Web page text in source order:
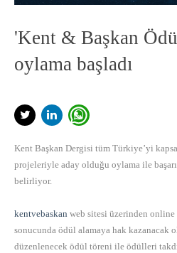
'Kent & Başkan
oylama başladı
Kent Başkan Dergisi tüm Türkiye’yi
projeleriyle aday olduğu oylama ile
belirliyor.
kentvebaskan web sitesi üzerinden
sonucunda ödül alamaya hak kazanacak
düzenlenecek ödül töreni ile ödülleri